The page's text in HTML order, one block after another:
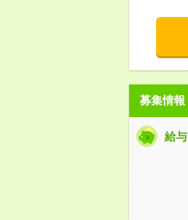
募集情報
給与